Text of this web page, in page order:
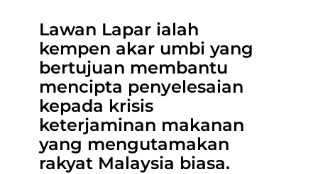
Lawan Lapar ialah
kempen akar umbi yang
bertujuan membantu
mencipta penyelesaian
kepada krisis
keterjaminan makanan
yang mengutamakan
rakyat Malaysia biasa.